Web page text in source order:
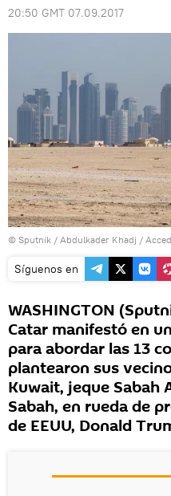
20:50 GMT 07.09.2017
© Sputnik / Abdulkader Khadj /
Síguenos en
WASHINGTON
Catar manifestó en
para abordar las 13
plantearon sus
Kuwait, jeque Sabah
Sabah, en rueda de
de EEUU, Donald